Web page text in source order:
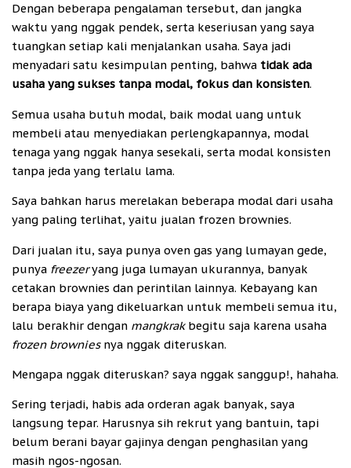
Dengan beberapa pengalaman tersebut, dan jangka
waktu yang nggak pendek, serta keseriusan yang saya
tuangkan setiap kali menjalankan usaha. Saya jadi
menyadari satu kesimpulan penting, bahwa tidak ada
usaha yang sukses tanpa modal, fokus dan konsisten.
Semua usaha butuh modal, baik modal uang untuk
membeli atau menyediakan perlengkapannya, modal
tenaga yang nggak hanya sesekali, serta modal konsisten
tanpa jeda yang terlalu lama.
Saya bahkan harus merelakan beberapa modal dari usaha
yang paling terlihat, yaitu jualan frozen brownies.
Dari jualan itu, saya punya oven gas yang lumayan gede,
punya freezeryang juga lumayan ukurannya, banyak
cetakan brownies dan perintilan lainnya. Kebayang kan
berapa biaya yang dikeluarkan untuk membeli semua itu,
lalu berakhir dengan mangkrak begitu saja karena usaha
frozen browniesnya nggak diteruskan.
Mengapa nggak diteruskan? saya nggak sanggup!, hahaha.
Sering terjadi, habis ada orderan agak banyak, saya
langsung tepar. Harusnya sih rekrut yang bantuin, tapi
belum berani bayar gajinya dengan penghasilan yang
masih ngos-ngosan.